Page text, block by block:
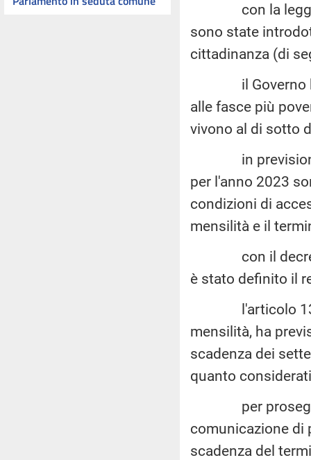
con la legge
sono state
cittadinanza (di
il Governo ha
alle fasce più
vivono al di sotto
in previsione
per l'anno 2023
condizioni di
mensilità e il
con il decreto-
è stato definito il
l'articolo 13,
mensilità, ha
scadenza dei
quanto
per proseguire
comunicazione di
scadenza del